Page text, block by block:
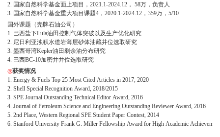
2. 国家自然科学基金面上项目，2021.1-2024.12， 58万，负责人
3. 国家自然科学基金重大项目课题4，2020.1-2024.12，359万，5/10
国外课题（壳牌石油公司）
1. 巴西盐下Lula油田控制气体突破以及生产优化研究
2. 尼日利亚浊积水道岩薄层砂体油藏井位选取研究
3. 墨西哥湾Kepler油田剩余油分布研究
4. 巴西BC-10加密井井位选取研究
◎获奖情况
1. Energy & Fuels Top 25 Most Cited Articles in 2017, 2020
2. Shell Special Recognition Award, 2018/2015
3. SPE Journal Outstanding Technical Editor Award, 2016
4. Journal of Petroleum Science and Engineering Outstanding Reviewer Award, 2016
5. 2nd Place, Western Regional SPE Student Paper Contest, 2014
6. Stanford University Frank G. Miller Fellowship Award for High Academic